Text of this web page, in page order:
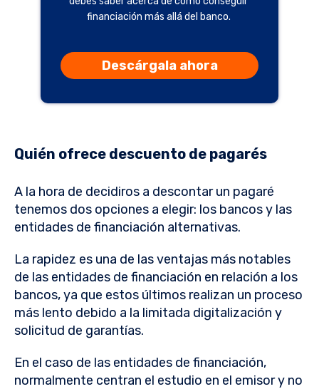
financiación más allá del banco.
Descárgala ahora
Quién ofrece descuento de pagarés
A la hora de decidiros a descontar un pagaré
tenemos dos opciones a elegir: los bancos y las
entidades de financiación alternativas.
La rapidez es una de las ventajas más notables
de las entidades de financiación en relación a los
bancos, ya que estos últimos realizan un proceso
más lento debido a la limitada digitalización y
solicitud de garantías.
En el caso de las entidades de financiación,
normalmente centran el estudio en el emisor y no